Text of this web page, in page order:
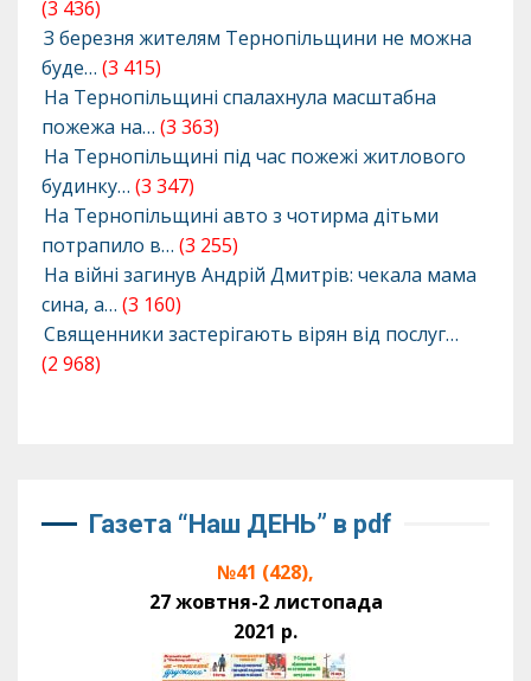
(3 436)
З березня жителям Тернопільщини не можна
буде… (3 415)
На Тернопільщині спалахнула масштабна
пожежа на… (3 363)
На Тернопільщині під час пожежі житлового
будинку… (3 347)
На Тернопільщині авто з чотирма дітьми
потрапило в… (3 255)
На війні загинув Андрій Дмитрів: чекала мама
сина, а… (3 160)
Священники застерігають вірян від послуг…
(2 968)
Газета “Наш ДЕНЬ” в pdf
№41 (428),
27 жовтня-2 листопада
2021 р.